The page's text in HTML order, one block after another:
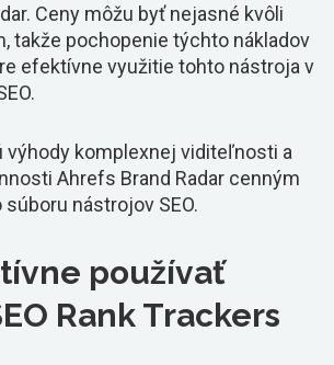
Ceny môžu byť nejasné kvôli
takže pochopenie týchto nákladov
efektívne využitie tohto nástroja v
výhody komplexnej viditeľnosti a
Ahrefs Brand Radar cenným
nástrojov SEO.
používať
Rank Trackers